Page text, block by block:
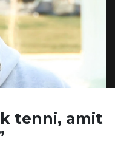
tenni, amit